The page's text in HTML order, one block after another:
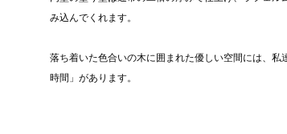
み込んでくれます。
落ち着いた色合いの木に囲まれた優しい空間には、私
時間」があります。